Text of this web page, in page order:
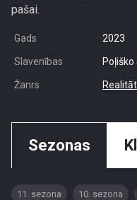
pašai.
Gads 2023
Slavenības
Žanrs
Sezonas
11. sezona 10. sezona